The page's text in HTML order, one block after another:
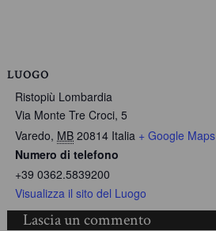
LUOGO
Ristopiù Lombardia
Via Monte Tre Croci, 5
Varedo, MB 20814 Italia + Google Maps
Numero di telefono
+39 0362.5839200
Visualizza il sito del Luogo
Lascia un commento